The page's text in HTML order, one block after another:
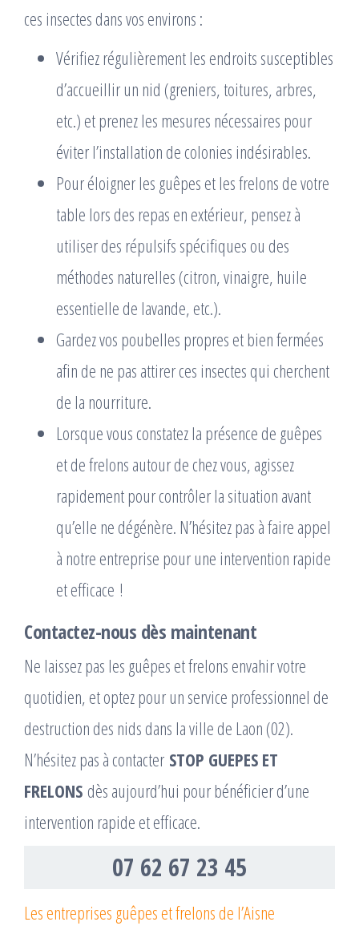
ces insectes dans vos environs :
Vérifiez régulièrement les endroits susceptibles
d’accueillir un nid (greniers, toitures, arbres,
etc.) et prenez les mesures nécessaires pour
éviter l’installation de colonies indésirables.
Pour éloigner les guêpes et les frelons de votre
table lors des repas en extérieur, pensez à
utiliser des répulsifs spécifiques ou des
méthodes naturelles (citron, vinaigre, huile
essentielle de lavande, etc.).
Gardez vos poubelles propres et bien fermées
afin de ne pas attirer ces insectes qui cherchent
de la nourriture.
Lorsque vous constatez la présence de guêpes
et de frelons autour de chez vous, agissez
rapidement pour contrôler la situation avant
qu’elle ne dégénère. N’hésitez pas à faire appel
à notre entreprise pour une intervention rapide
et efficace !
Contactez-nous dès maintenant
Ne laissez pas les guêpes et frelons envahir votre
quotidien, et optez pour un service professionnel de
destruction des nids dans la ville de Laon (02).
N’hésitez pas à contacter STOP GUEPES ET
FRELONS dès aujourd’hui pour bénéficier d’une
intervention rapide et efficace.
07 62 67 23 45
Les entreprises guêpes et frelons de l’Aisne